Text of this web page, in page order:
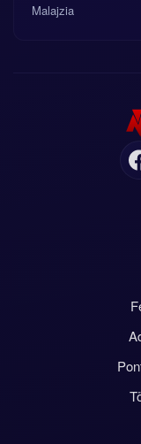
Malajzia